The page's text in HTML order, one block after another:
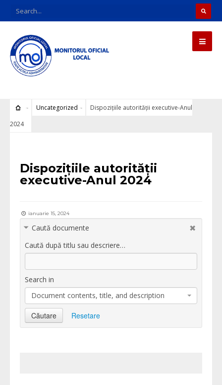
Uncategorized
Dispozițiile autorității executive-Anul
2024
Dispozițiile autorității
executive-Anul 2024
ianuarie 15, 2024
Caută documente
Caută după titlu sau descriere…
Search in
Document contents, title, and description
Căutare Resetare